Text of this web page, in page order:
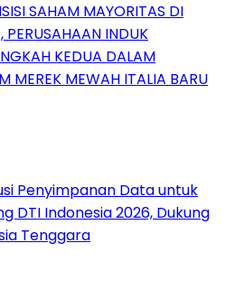
SAHAM MAYORITAS DI
PERUSAHAAN INDUK
KEDUA DALAM
MEREK MEWAH ITALIA BARU
Penyimpanan Data untuk
DTI Indonesia 2026, Dukung
Tenggara